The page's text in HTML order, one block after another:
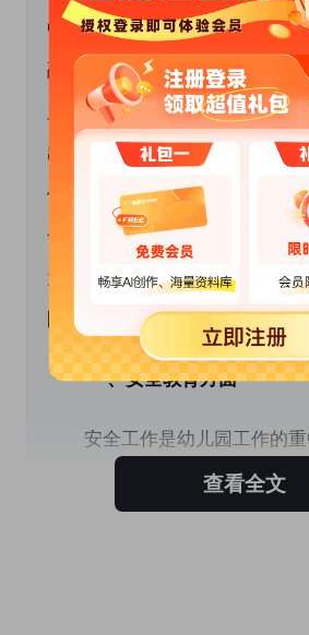
中，渐渐变得懂事、讲礼貌，与
融洽，会互相帮助，互相分享，
显提高……孩子们都活泼、热情
出较好的学习氛围。看着这些天
们，欣慰、自豪充满了我们的心
一年，有许许多多辛勤的付出，
为了更好地吸取经验，使我们的
阶，现将一学期工作小结如下：
一、安全教育方面
安全工作是幼儿园工作的重
确保幼儿健康成长的条件下我
查看全文